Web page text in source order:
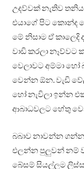
උදව්වක් නැතිව
එයාගේ පිට කොන්ද
මේ නිසාම ඒ කාලෙදි
වාඩි කරලා නෑව්වට
වෙලාවට අම්මා හෝ
වෙන්න ඕන. වැඩි
හෝ නැවිලා ඉන්න
ආබාධවලට හේතු
බබාව නාවන්න
එලන්න පුලුවන් නම්
බේසම් සියල්ලම